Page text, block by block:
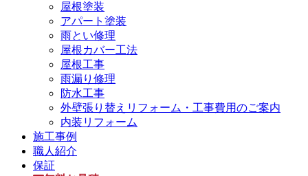
屋根塗装
アパート塗装
雨とい修理
屋根カバー工法
屋根工事
雨漏り修理
防水工事
外壁張り替えリフォーム・工事費用のご案内
内装リフォーム
施工事例
職人紹介
保証